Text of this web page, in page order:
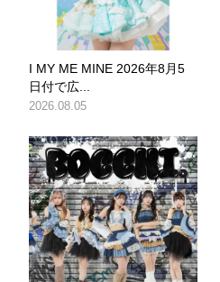
I MY ME MINE 2026年8月5
日付で広...
2026.08.05